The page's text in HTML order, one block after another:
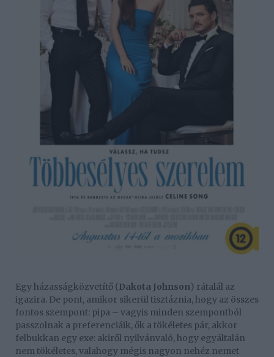
Egy házasságközvetítő (Dakota Johnson) rátalál az
igazira. De pont, amikor sikerül tisztáznia, hogy az összes
fontos szempont: pipa – vagyis minden szempontból
passzolnak a preferenciáik, ők a tökéletes pár, akkor
felbukkan egy exe: akiről nyilvánvaló, hogy egyáltalán
nem tökéletes, valahogy mégis nagyon nehéz nemet